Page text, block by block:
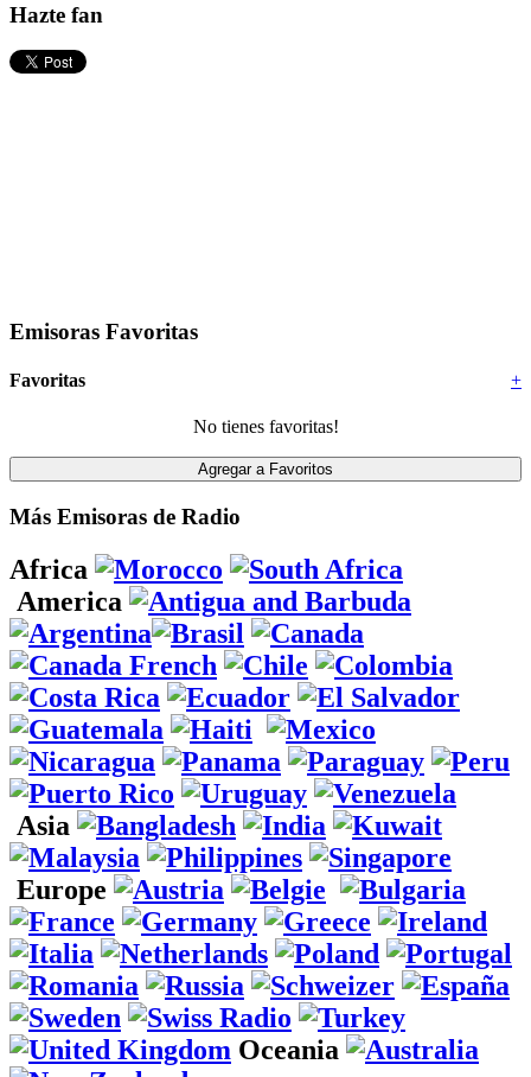
Hazte fan
Emisoras Favoritas
+
Favoritas
No tienes favoritas!
Más Emisoras de Radio
Africa
America
Asia
Europe
Oceania